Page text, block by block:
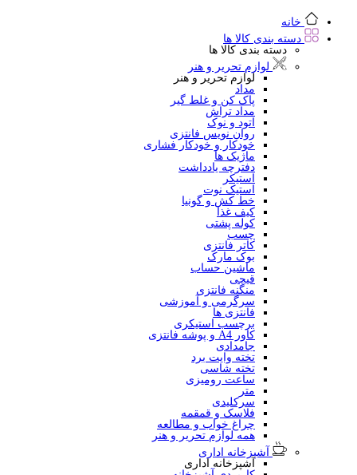
خانه
دسته بندی کالا ها
دسته بندی کالا ها
لوازم تحریر و هنر
لوازم تحریر و هنر
مداد
پاک کن و غلط گیر
مداد تراش
اتود و نوک
روان نویس فانتزی
خودکار و خودکار فشاری
ماژیک ها
دفترچه یادداشت
استیکر
استیک نوت
خط کش و گونیا
کیف غذا
کوله پشتی
چسب
کاتر فانتزی
بوک مارک
ماشین حساب
قیچی
منگنه فانتزی
سرگرمی و آموزشی
فانتزی ها
برچسب استیکری
کاور A4 و پوشه فانتزی
جامدادی
تخته وایت برد
تخته شاسی
ساعت رومیزی
متر
سرکلیدی
فلاسک و قمقمه
چراغ خواب و مطالعه
همه لوازم تحریر و هنر
آشپزخانه اداری
آشپزخانه اداری